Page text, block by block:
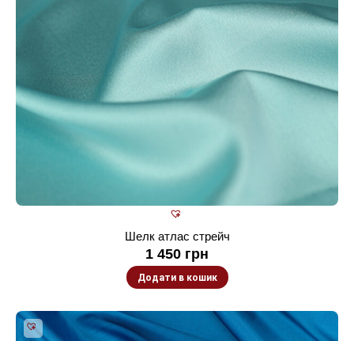
Шелк атлас стрейч
1 450 грн
Додати в кошик